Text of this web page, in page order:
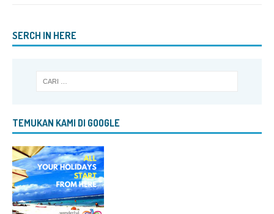
SERCH IN HERE
TEMUKAN KAMI DI GOOGLE